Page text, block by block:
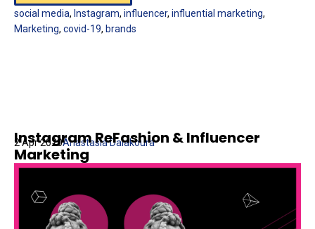
social media, Instagram, influencer, influential marketing,
Marketing, covid-19, brands
Instagram ReFashion & Influencer
Marketing
2 Apr 2020Anastasia Dalakoura